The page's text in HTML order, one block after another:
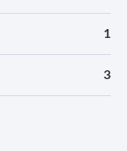
1
3